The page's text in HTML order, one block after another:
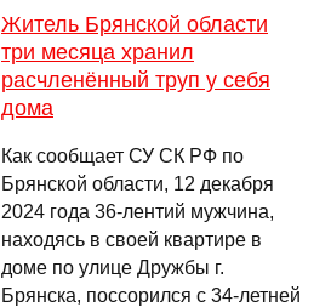
Житель Брянской области
три месяца хранил
расчленённый труп у себя
дома
Как сообщает СУ СК РФ по
Брянской области, 12 декабря
2024 года 36-лентий мужчина,
находясь в своей квартире в
доме по улице Дружбы г.
Брянска, поссорился с 34-летней